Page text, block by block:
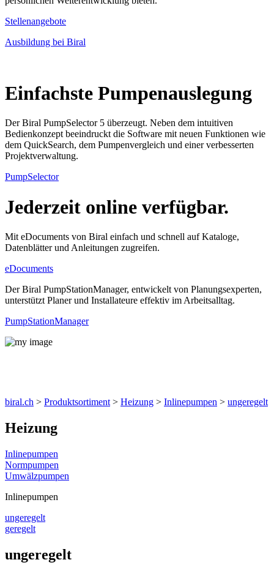
Stellenangebote
Ausbildung bei Biral
Einfachste Pumpenauslegung
Der Biral PumpSelector 5 überzeugt. Neben dem intuitiven
Bedienkonzept beeindruckt die Software mit neuen Funktionen wie
dem QuickSearch, dem Pumpenvergleich und einer verbesserten
Projektverwaltung.
PumpSelector
Jederzeit online verfügbar.
Mit eDocuments von Biral einfach und schnell auf Kataloge,
Datenblätter und Anleitungen zugreifen.
eDocuments
Der Biral PumpStationManager, entwickelt von Planungsexperten,
unterstützt Planer und Installateure effektiv im Arbeitsalltag.
PumpStationManager
biral.ch > Produktsortiment > Heizung > Inlinepumpen > ungeregelt
Heizung
Inlinepumpen
Normpumpen
Umwälzpumpen
Inlinepumpen
ungeregelt
geregelt
ungeregelt